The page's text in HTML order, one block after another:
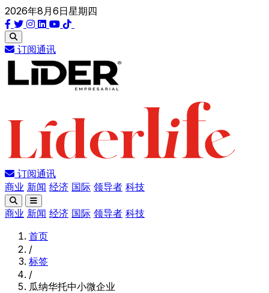
2026年8月6日星期四
订阅通讯
订阅通讯
商业 新闻 经济 国际 领导者 科技
商业 新闻 经济 国际 领导者 科技
首页
/
标签
/
瓜纳华托中小微企业